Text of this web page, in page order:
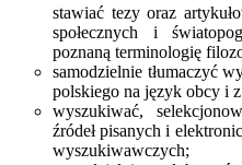
stawiać tezy oraz
społecznych i
poznaną terminologię
samodzielnie tłumaczyć
polskiego na język obcy i
wyszukiwać,
źródeł pisanych i
wyszukiwawczych;